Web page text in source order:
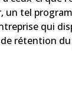
un tel
qui
rétention